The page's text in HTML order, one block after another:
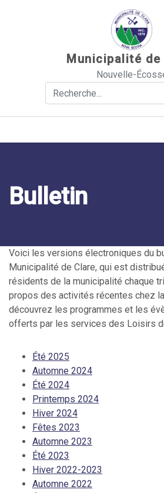
Municipalité de
Nouvelle-
Rechercher
Bulletin
Voici les versions électroniques du
Municipalité de Clare, qui est
résidents de la municipalité chaque
propos des activités récentes chez
découvrez les programmes et les
offerts par les services des Loisirs
Été 2025
Automne 2024
Été 2024
Printemps 2024
Hiver 2024
Fêtes 2023
Automne 2023
Été 2023
Hiver 2022-2023
Automne 2022